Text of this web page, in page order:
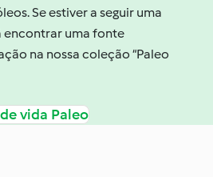
Se estiver a seguir uma
encontrar uma fonte
na nossa coleção “Paleo
vida Paleo